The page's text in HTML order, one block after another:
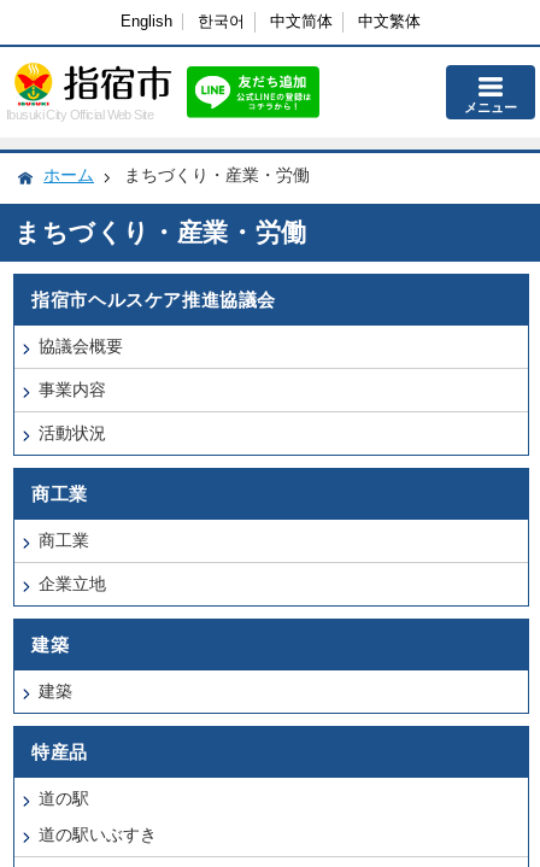
English 한국어 中文简体 中文繁体
Ibusuki City Official Web Site メニュー
ホーム まちづくり・産業・労働
まちづくり・産業・労働
指宿市ヘルスケア推進協議会
協議会概要
事業内容
活動状況
商工業
商工業
企業立地
建築
建築
特産品
道の駅
道の駅いぶすき